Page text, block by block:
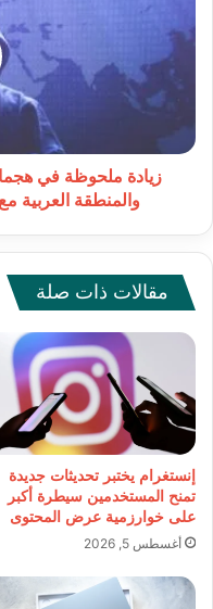
هجمات
الكترونية
على
القطاع
المالي
والمنطقة
العربية
الضحايا
زيادة ملحوظة في
والمنطقة العربية
مقالات ذات صلة
إنستغرام يختبر تحديثات جديدة
تمنح المستخدمين سيطرة أكبر
على خوارزمية عرض المحتوى
أغسطس 5, 2026